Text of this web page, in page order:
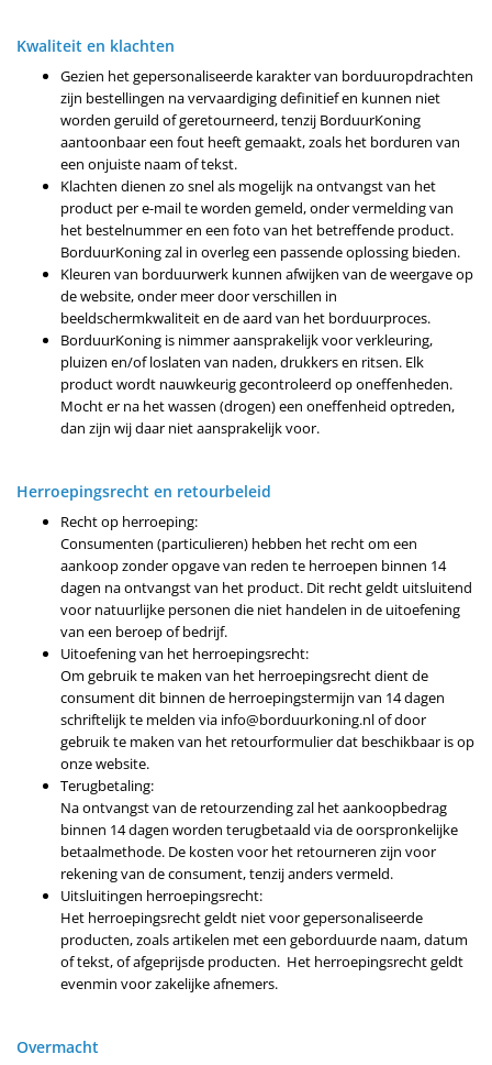
Kwaliteit en klachten
Gezien het gepersonaliseerde karakter van borduuropdrachten
zijn bestellingen na vervaardiging definitief en kunnen niet
worden geruild of geretourneerd, tenzij BorduurKoning
aantoonbaar een fout heeft gemaakt, zoals het borduren van
een onjuiste naam of tekst.
Klachten dienen zo snel als mogelijk na ontvangst van het
product per e-mail te worden gemeld, onder vermelding van
het bestelnummer en een foto van het betreffende product.
BorduurKoning zal in overleg een passende oplossing bieden.
Kleuren van borduurwerk kunnen afwijken van de weergave op
de website, onder meer door verschillen in
beeldschermkwaliteit en de aard van het borduurproces.
BorduurKoning is nimmer aansprakelijk voor verkleuring,
pluizen en/of loslaten van naden, drukkers en ritsen. Elk
product wordt nauwkeurig gecontroleerd op oneffenheden.
Mocht er na het wassen (drogen) een oneffenheid optreden,
dan zijn wij daar niet aansprakelijk voor.
Herroepingsrecht en retourbeleid
Recht op herroeping:
Consumenten (particulieren) hebben het recht om een
aankoop zonder opgave van reden te herroepen binnen 14
dagen na ontvangst van het product. Dit recht geldt uitsluitend
voor natuurlijke personen die niet handelen in de uitoefening
van een beroep of bedrijf.
Uitoefening van het herroepingsrecht:
Om gebruik te maken van het herroepingsrecht dient de
consument dit binnen de herroepingstermijn van 14 dagen
schriftelijk te melden via info@borduurkoning.nl of door
gebruik te maken van het retourformulier dat beschikbaar is op
onze website.
Terugbetaling:
Na ontvangst van de retourzending zal het aankoopbedrag
binnen 14 dagen worden terugbetaald via de oorspronkelijke
betaalmethode. De kosten voor het retourneren zijn voor
rekening van de consument, tenzij anders vermeld.
Uitsluitingen herroepingsrecht:
Het herroepingsrecht geldt niet voor gepersonaliseerde
producten, zoals artikelen met een geborduurde naam, datum
of tekst, of afgeprijsde producten. Het herroepingsrecht geldt
evenmin voor zakelijke afnemers.
Overmacht